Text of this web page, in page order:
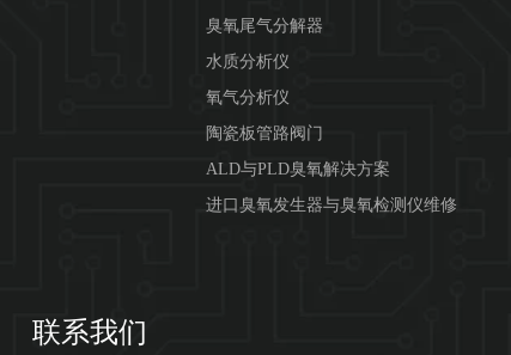
臭氧尾气分解器
水质分析仪
氧气分析仪
陶瓷板管路阀门
ALD与PLD臭氧解决方案
进口臭氧发生器与臭氧检测仪维修
联系我们